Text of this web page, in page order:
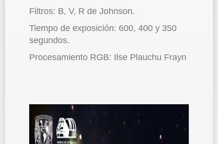
Filtros: B, V, R de Johnson.
Tiempo de exposición: 600, 400 y 350
segundos.
Procesamiento RGB: Ilse Plauchu Frayn